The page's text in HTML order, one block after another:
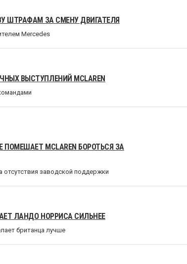
ШТРАФАМ ЗА СМЕНУ ДВИГАТЕЛЯ
Mercedes
ВЫСТУПЛЕНИЙ MCLAREN
ПОМЕШАЕТ MCLAREN БОРОТЬСЯ ЗА
отсутствия заводской поддержки
ЛАНДО НОРРИСА СИЛЬНЕЕ
британца лучше